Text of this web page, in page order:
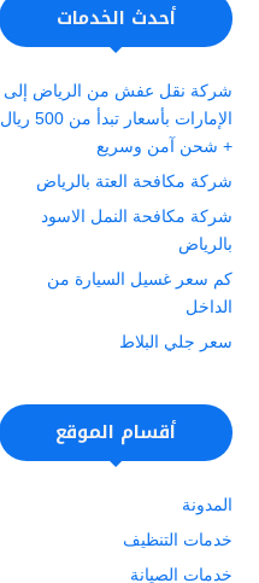
أحدث الخدمات
شركة نقل عفش من الرياض إلى
الإمارات بأسعار تبدأ من 500 ريال
+ شحن آمن وسريع
شركة مكافحة العتة بالرياض
شركة مكافحة النمل الاسود
بالرياض
كم سعر غسيل السيارة من
الداخل
سعر جلي البلاط
أقسام الموقع
المدونة
خدمات التنظيف
خدمات الصيانة